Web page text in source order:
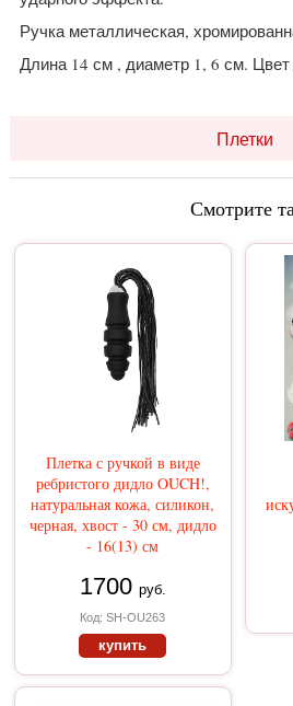
Ручка металлическая,
Длина 14 см , диаметр 1, 6 см.
Плетки
Смотрите
Плетка с ручкой в виде
ребристого дидло OUCH!,
натуральная кожа, силикон,
черная, хвост - 30 см, дидло
- 16(13) см
1700 руб.
Код: SH-OU263
купить